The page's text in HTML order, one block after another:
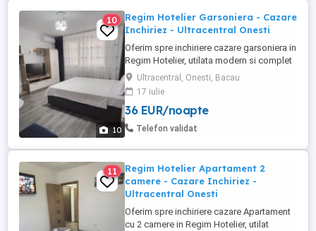
10
10
Regim Hotelier Garsoniera - Cazare
Inchiriez - Ultracentral Onesti
Oferim spre inchiriere cazare garsoniera in
Regim Hotelier, utilata modern si complet
mobilata, toate echipamentele fiind in
perfecta stare de functionare. Locatia
este situata intr-o zona Ultracentrala si
usor accesibila a orasului Onesti,
oferindu-va totodata un spatiu generos de
Ultracentral, Onesti, Bacau
17 iulie
36 EUR/noapte
Telefon validat
11
Regim Hotelier Apartament 2
camere - Cazare Inchiriez -
Ultracentral Onesti
Oferim spre inchiriere cazare Apartament
cu 2 camere in Regim Hotelier, utilat